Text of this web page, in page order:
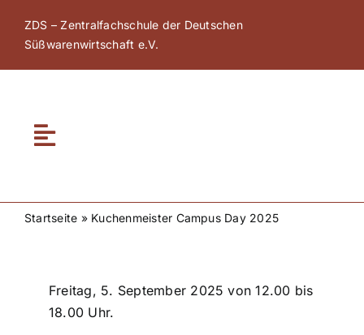
Inhalt
springen
ZDS – Zentralfachschule der Deutschen
Süßwarenwirtschaft e.V.
Toggle
ZDS Akademie
Startseite » Kuchenmeister Campus Day 2025
Freitag, 5. September 2025 von 12.00 bis
18.00 Uhr.